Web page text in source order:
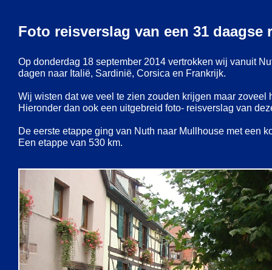
Op donderdag 18 september 2014 vertrokken wij vanuit
dagen naar Italië, Sardinië, Corsica en Frankrijk.
Wij wisten dat we veel te zien zouden krijgen maar zoveel
Hieronder dan ook een uitgebreid foto- reisverslag van
De eerste etappe ging van Nuth naar Mullhouse met een
Een etappe van 530 km.
Foto reisverslag van een 31